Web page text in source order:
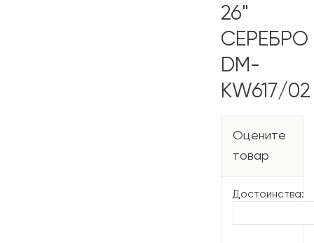
26"
СЕРЕБРО
DM-
KW617/02
Оцените
товар
Достоинства: